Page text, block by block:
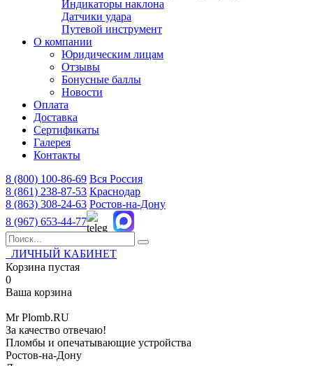
Индикаторы наклона
Датчики удара
Путевой инструмент
О компании
Юридическим лицам
Отзывы
Бонусные баллы
Новости
Оплата
Доставка
Сертификаты
Галерея
Контакты
8 (800) 100-86-69 Вся Россия
8 (861) 238-87-53 Краснодар
8 (863) 308-24-63 Ростов-на-Дону
8 (967) 653-44-77
ЛИЧНЫЙ КАБИНЕТ
Корзина пустая
0
Ваша корзина
MrPlomb.RU
За качество отвечаю!
Пломбы и опечатывающие устройства
Ростов-на-Дону